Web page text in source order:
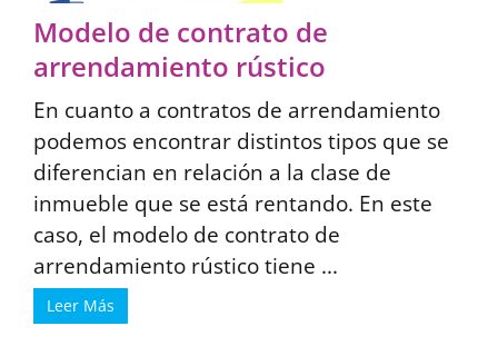
Modelo de contrato de
arrendamiento rústico
En cuanto a contratos de arrendamiento
podemos encontrar distintos tipos que se
diferencian en relación a la clase de
inmueble que se está rentando. En este
caso, el modelo de contrato de
arrendamiento rústico tiene ...
Leer Más